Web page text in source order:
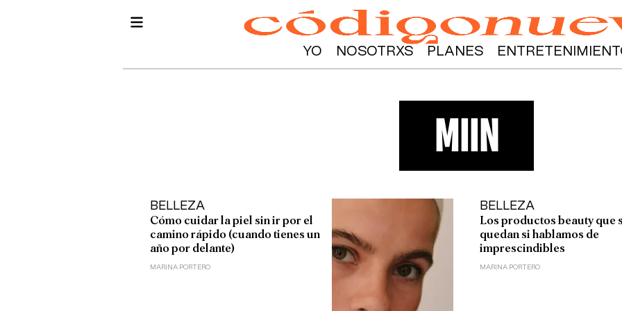
YO NOSOTRXS PLANES
miin
BELLEZA
Cómo cuidar la piel sin ir por el
camino rápido (cuando tienes un
año por delante)
MARINA PORTERO
BELLEZA
Los productos beauty que
quedan si hablamos de
imprescindibles
MARINA PORTERO